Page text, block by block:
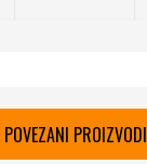
POVEZANI PROIZVODI